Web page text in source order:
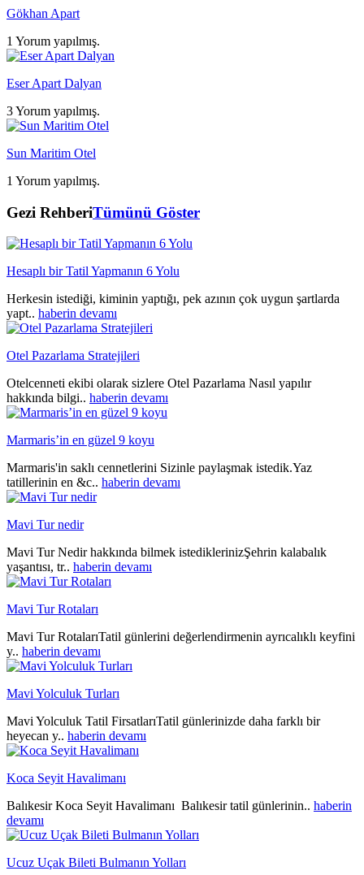
Gökhan Apart
1 Yorum yapılmış.
Eser Apart Dalyan
3 Yorum yapılmış.
Sun Maritim Otel
1 Yorum yapılmış.
Gezi RehberiTümünü Göster
Hesaplı bir Tatil Yapmanın 6 Yolu
Herkesin istediği, kiminin yaptığı, pek azının çok uygun şartlarda
yapt.. haberin devamı
Otel Pazarlama Stratejileri
Otelcenneti ekibi olarak sizlere Otel Pazarlama Nasıl yapılır
hakkında bilgi.. haberin devamı
Marmaris’in en güzel 9 koyu
Marmaris'in saklı cennetlerini Sizinle paylaşmak istedik.Yaz
tatillerinin en &c.. haberin devamı
Mavi Tur nedir
Mavi Tur Nedir hakkında bilmek istediklerinizŞehrin kalabalık
yaşantısı, tr.. haberin devamı
Mavi Tur Rotaları
Mavi Tur RotalarıTatil günlerini değerlendirmenin ayrıcalıklı keyfini
y.. haberin devamı
Mavi Yolculuk Turları
Mavi Yolculuk Tatil FirsatlarıTatil günlerinizde daha farklı bir
heyecan y.. haberin devamı
Koca Seyit Havalimanı
Balıkesir Koca Seyit Havalimanı Balıkesir tatil günlerinin.. haberin
devamı
Ucuz Uçak Bileti Bulmanın Yolları